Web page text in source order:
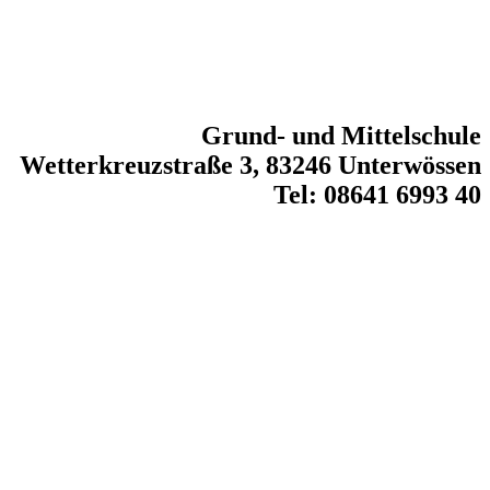
Grund- und Mittelschule
Wetterkreuzstraße 3, 83246 Unterwössen
Tel: 08641 6993 40